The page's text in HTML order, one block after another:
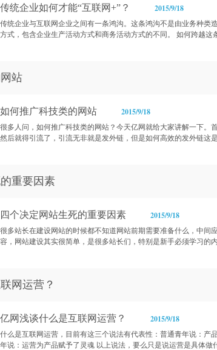
传统企业如何才能“互联网+”？ 2015/9/18
传统企业与互联网企业之间有一条鸿沟。这条鸿沟不是由业务种
方式，包含企业生产活动方式和商务活动方式的不同。 如何跨越这
站
如何推广科技类的网站 2015/9/18
很多人问，如何推广科技类的网站？今天亿网就给大家讲解一下。
然后就得引流了，引流无非就是发外链，但是如何高效的发外链这
重要因素
四个决定网站生死的重要因素 2015/9/18
很多站长在建设网站的时候都不知道网站前期需要准备什么，中
容，网站建设其实很简单，是很多站长们，特别是新手必须学习的
网运营？
亿网浅谈什么是互联网运营？ 2015/9/18
什么是互联网运营，目前有这三个说法有代表性：普通青年说：
年说：运营为产品赋予了灵魂 以上说法，要么只是说运营是具体做